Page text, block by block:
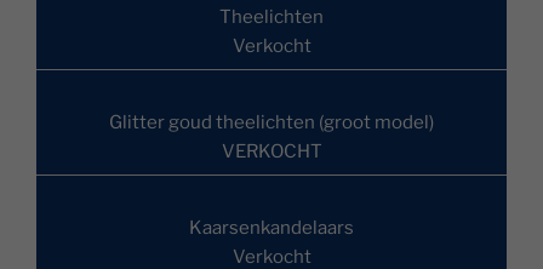
Theelichten
Verkocht
Glitter goud theelichten (groot model)
VERKOCHT
Kaarsenkandelaars
Verkocht